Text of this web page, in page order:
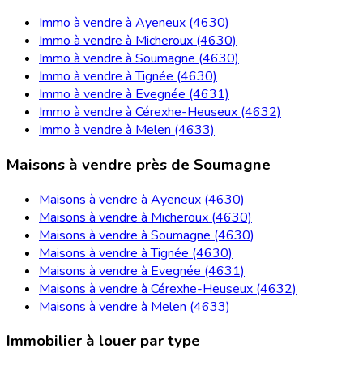
Immo à vendre à Ayeneux (4630)
Immo à vendre à Micheroux (4630)
Immo à vendre à Soumagne (4630)
Immo à vendre à Tignée (4630)
Immo à vendre à Evegnée (4631)
Immo à vendre à Cérexhe-Heuseux (4632)
Immo à vendre à Melen (4633)
Maisons à vendre près de Soumagne
Maisons à vendre à Ayeneux (4630)
Maisons à vendre à Micheroux (4630)
Maisons à vendre à Soumagne (4630)
Maisons à vendre à Tignée (4630)
Maisons à vendre à Evegnée (4631)
Maisons à vendre à Cérexhe-Heuseux (4632)
Maisons à vendre à Melen (4633)
Immobilier à louer par type